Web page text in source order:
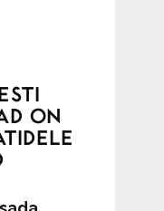
ON